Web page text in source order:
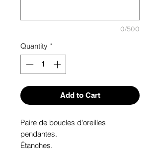
0/500
Quantity *
Add to Cart
Paire de boucles d'oreilles
pendantes.
Étanches.